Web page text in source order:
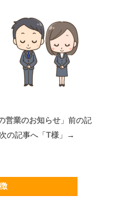
営業のお知らせ」前の記
記事へ「 T様」→